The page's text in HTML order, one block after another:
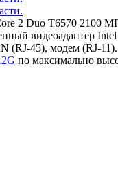
2 Duo T6570
видеоадаптер
(RJ-45), модем (RJ-
по максимально